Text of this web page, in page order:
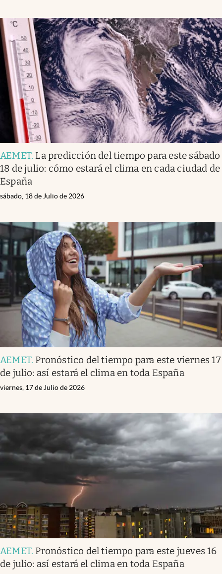
AEMET. La predicción del tiempo para este sábado
18 de julio: cómo estará el clima en cada ciudad de
España
sábado, 18 de Julio de 2026
AEMET. Pronóstico del tiempo para este viernes 17
de julio: así estará el clima en toda España
viernes, 17 de Julio de 2026
AEMET. Pronóstico del tiempo para este jueves 16
de julio: así estará el clima en toda España